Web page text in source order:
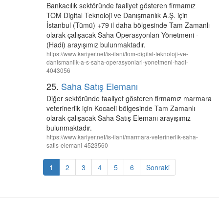
Bankacılık sektöründe faaliyet gösteren firmamız
TOM Digital Teknoloji ve Danışmanlık A.Ş. için
İstanbul (Tümü) +79 il daha bölgesinde Tam Zamanlı
olarak çalışacak Saha Operasyonları Yönetmeni -
(Hadi) arayışımız bulunmaktadır.
https://www.kariyer.net/is-ilani/tom-digital-teknoloji-ve-
danismanlik-a-s-saha-operasyonlari-yonetmeni-hadi-
4043056
25. Saha Satış Elemanı
Diğer sektöründe faaliyet gösteren firmamız marmara
veterinerlik için Kocaeli bölgesinde Tam Zamanlı
olarak çalışacak Saha Satış Elemanı arayışımız
bulunmaktadır.
https://www.kariyer.net/is-ilani/marmara-veterinerlik-saha-
satis-elemani-4523560
1 2 3 4 5 6 Sonraki